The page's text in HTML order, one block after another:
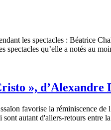
les spectacles : Béatrice
spectacles qu’elle a notés au
», d’Alexandre
favorise la réminiscence
autant d'allers-retours entre